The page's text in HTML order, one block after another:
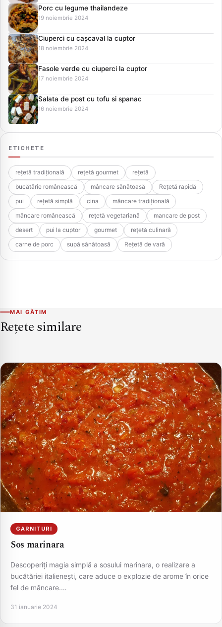
Porc cu legume thailandeze
19 noiembrie 2024
Ciuperci cu cașcaval la cuptor
18 noiembrie 2024
Fasole verde cu ciuperci la cuptor
17 noiembrie 2024
Salata de post cu tofu si spanac
16 noiembrie 2024
ETICHETE
rețetă tradițională rețetă gourmet
rețetă
bucătărie românească
mâncare sănătoasă
Rețetă rapidă
pui
rețetă simplă cina
mâncare tradițională
mâncare românească
rețetă vegetariană
mancare de post
desert
pui la cuptor gourmet
rețetă culinară
carne de porc
supă sănătoasă Rețetă de vară
MAI GĂTIM
Rețete similare
GARNITURI
Sos marinara
Descoperiți magia simplă a sosului marinara, o realizare a
bucătăriei italienești, care aduce o explozie de arome în orice
fel de mâncare.…
31 ianuarie 2024